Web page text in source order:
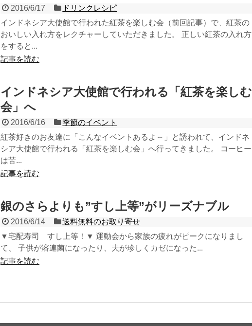
2016/6/17
ドリンクレシピ
インドネシア大使館で行われた紅茶を楽しむ会（前回記事）で、紅茶の
おいしい入れ方をレクチャーしていただきました。 正しい紅茶の入れ方
をすると...
記事を読む
インドネシア大使館で行われる「紅茶を楽しむ
会」へ
2016/6/16
季節のイベント
紅茶好きのお友達に「こんなイベントあるよ～」と誘われて、インドネ
シア大使館で行われる「紅茶を楽しむ会」へ行ってきました。 コーヒー
は苦...
記事を読む
銀のさらよりも”すし上等”がリーズナブル
2016/6/14
送料無料のお取り寄せ
▼宅配寿司 すし上等！▼ 運動会から家族の疲れがピークになりまし
て、 子供が溶連菌になったり、夫が珍しくカゼになった...
記事を読む